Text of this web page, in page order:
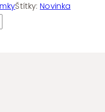
Štítky: Novinka